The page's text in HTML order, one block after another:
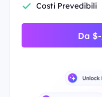
Costi Prevedibili
Da